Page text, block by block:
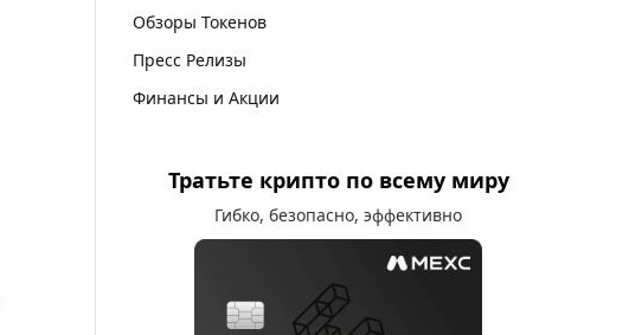
Обзоры Токенов
Пресс Релизы
Финансы и Акции
Тратьте крипто по всему миру
Гибко, безопасно, эффективно